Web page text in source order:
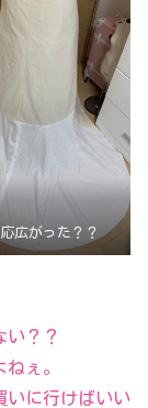
広がった？？
い？？
ぇ。
いに行けばいい